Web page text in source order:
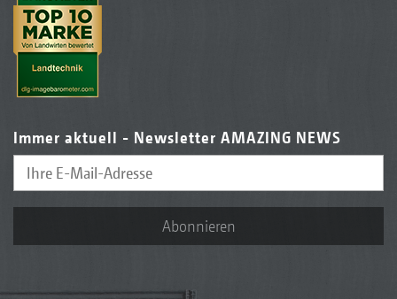
Immer aktuell - Newsletter AMAZING NEWS
Abonnieren